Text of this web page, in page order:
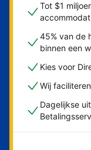
Tot $1
45% van de
binnen een
Kies voor
Wij
Dagelijkse